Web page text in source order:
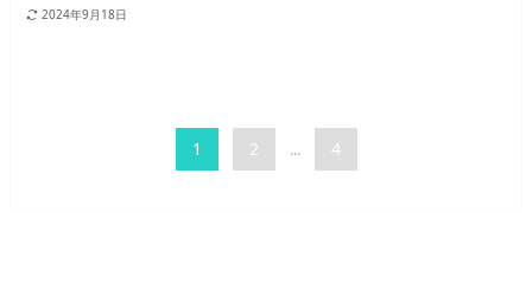
2024年9月18日
1 2 ... 4